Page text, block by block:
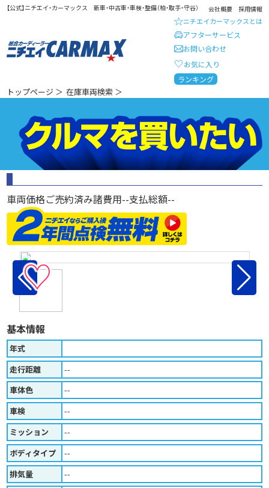
【公式】ニチエイ・カーマックス 新車・中古車・車検・整備（柏・取手・守谷） 会社概要 採用情報
総合カーディーラー ニチエイ・
ニチエイカーマックスとは
アフターサービス
お問い合わせ
お気に入り
ランキング
トップページ ＞ 在庫車両検索 ＞
車両価格ご売約済み諸費用--支払総額--
♡
基本情報
年式
走行距離
--
車体色
--
車検
--
ミッション
--
ボディタイプ
--
排気量
--